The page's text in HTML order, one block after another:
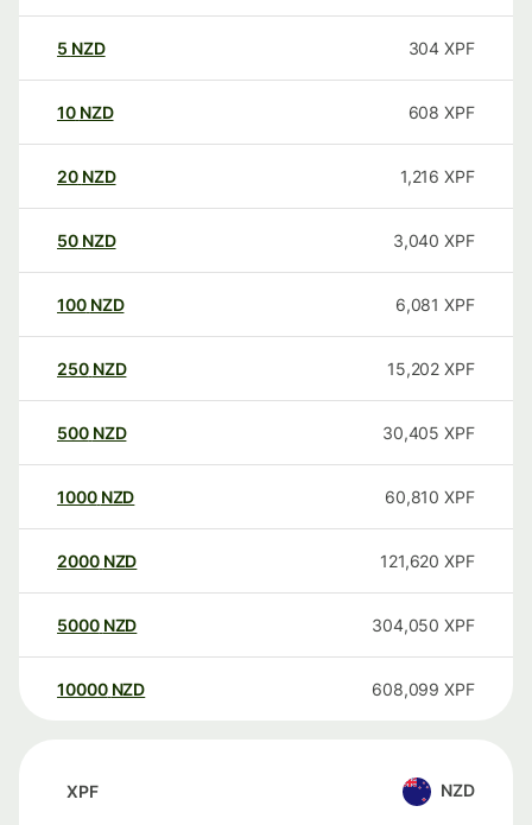
5 NZD 304 XPF
10 NZD 608 XPF
20 NZD 1,216 XPF
50 NZD 3,040 XPF
100 NZD 6,081 XPF
250 NZD 15,202 XPF
500 NZD 30,405 XPF
1000 NZD 60,810 XPF
2000 NZD 121,620 XPF
5000 NZD 304,050 XPF
10000 NZD 608,099 XPF
XPF NZD